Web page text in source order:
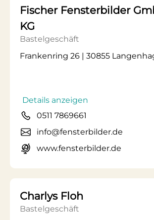
Fischer Fensterbilder
KG
Bastelgeschäft
Frankenring 26 | 30855
Details anzeigen
0511 7869661
info@fensterbilder.de
www.fensterbilder.de
Charlys Floh
Bastelgeschäft